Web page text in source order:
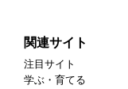
関連サイト
注目サイト
学ぶ・育てる